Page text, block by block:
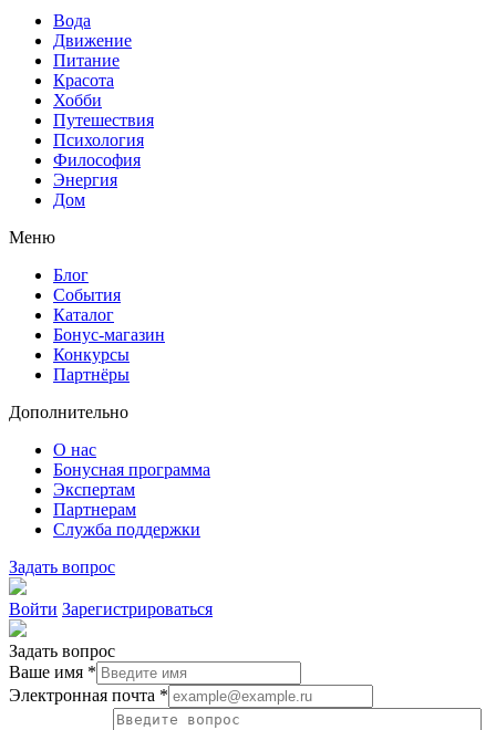
Вода
Движение
Питание
Красота
Хобби
Путешествия
Психология
Философия
Энергия
Дом
Меню
Блог
События
Каталог
Бонус-магазин
Конкурсы
Партнёры
Дополнительно
О нас
Бонусная программа
Экспертам
Партнерам
Служба поддержки
Задать вопрос
Войти Зарегистрироваться
Задать вопрос
Ваше имя *
Электронная почта *